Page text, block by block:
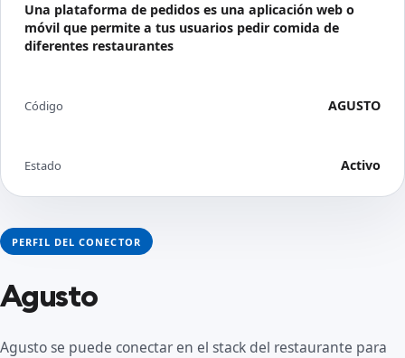
PERFIL DEL CONECTOR
Agusto
Agusto se puede conectar en el stack del restaurante para
Una plataforma de pedidos es una aplicación web o
móvil que permite a tus usuarios pedir comida de
diferentes restaurantes
Código AGUSTO
Estado Activo